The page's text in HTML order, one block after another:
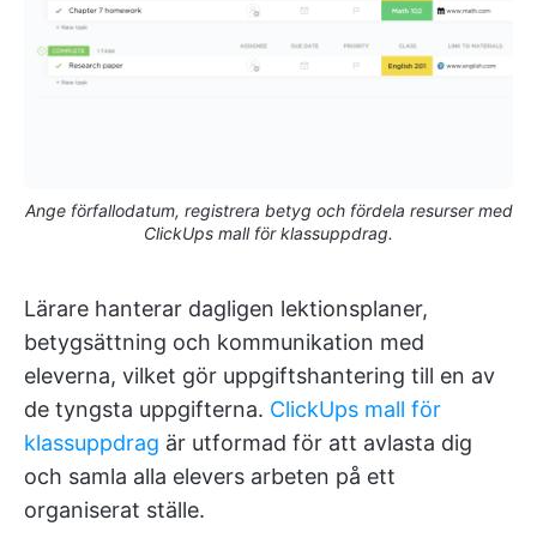
Ange förfallodatum, registrera betyg och fördela resurser med
ClickUps mall för klassuppdrag.
Lärare hanterar dagligen lektionsplaner,
betygsättning och kommunikation med
eleverna, vilket gör uppgiftshantering till en av
de tyngsta uppgifterna. ClickUps mall för
klassuppdrag är utformad för att avlasta dig
och samla alla elevers arbeten på ett
organiserat ställe.